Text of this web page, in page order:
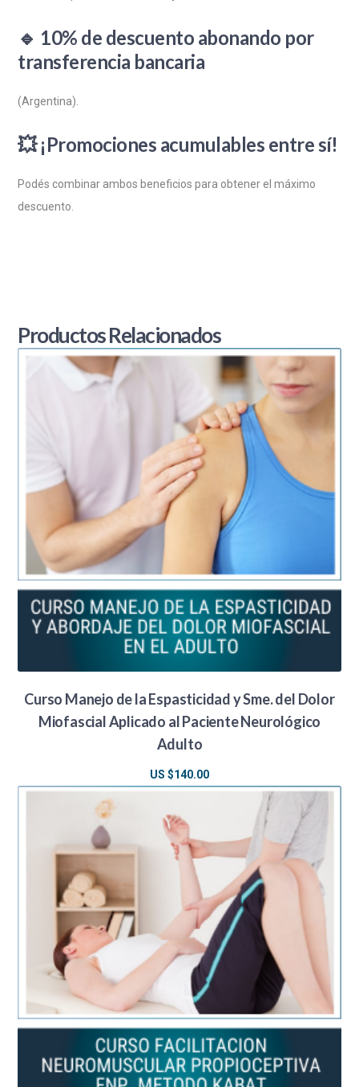
🔹 10% de descuento abonando por
transferencia bancaria
(Argentina).
💥¡Promociones acumulables entre sí!
Podés combinar ambos beneficios para obtener el máximo
descuento.
Productos Relacionados
Curso Manejo de la Espasticidad y Sme. del Dolor
Miofascial Aplicado al Paciente Neurológico
Adulto
US $140.00